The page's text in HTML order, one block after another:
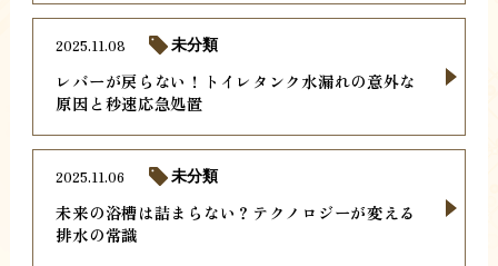
レバーが戻らない！トイレタンク水漏れの意外な
原因と秒速応急処置
2025.11.08 未分類
未来の浴槽は詰まらない？テクノロジーが変える
排水の常識
2025.11.06 未分類